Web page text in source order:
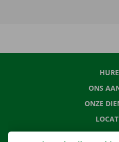
ONS
ONZE
APP